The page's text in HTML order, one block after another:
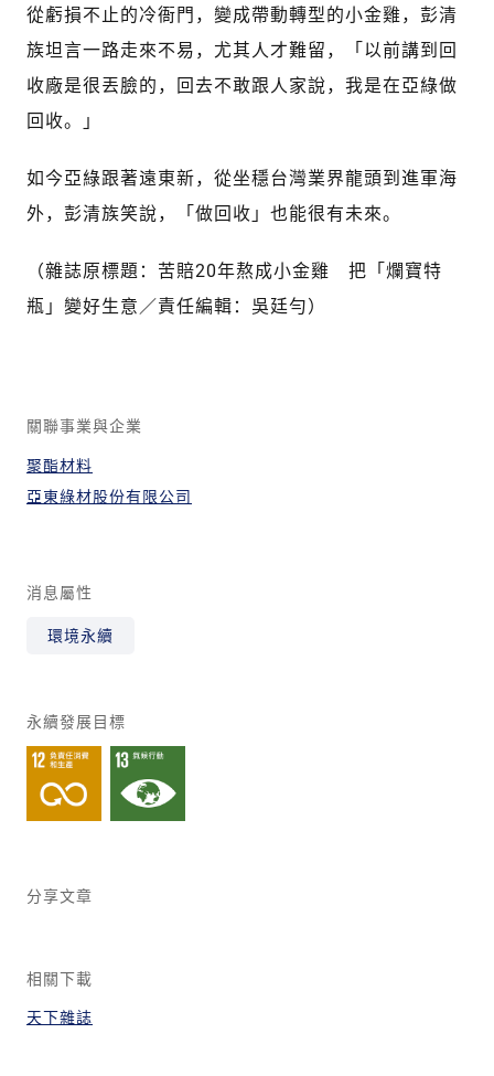
從虧損不止的冷衙門，變成帶動轉型的小金雞，彭清
族坦言一路走來不易，尤其人才難留，「以前講到回
收廠是很丟臉的，回去不敢跟人家說，我是在亞綠做
回收。」
如今亞綠跟著遠東新，從坐穩台灣業界龍頭到進軍海
外，彭清族笑說，「做回收」也能很有未來。
（雜誌原標題：苦賠20年熬成小金雞 把「爛寶特
瓶」變好生意／責任編輯：吳廷勻）
關聯事業與企業
聚酯材料
亞東綠材股份有限公司
消息屬性
環境永續
永續發展目標
分享文章
相關下載
天下雜誌